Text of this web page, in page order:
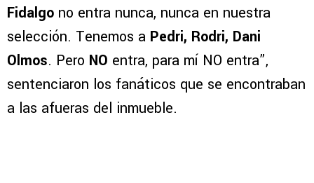
Fidalgo no entra nunca, nunca en nuestra
selección. Tenemos a Pedri, Rodri, Dani
Olmos. Pero NO entra, para mí NO entra”,
sentenciaron los fanáticos que se encontraban
a las afueras del inmueble.